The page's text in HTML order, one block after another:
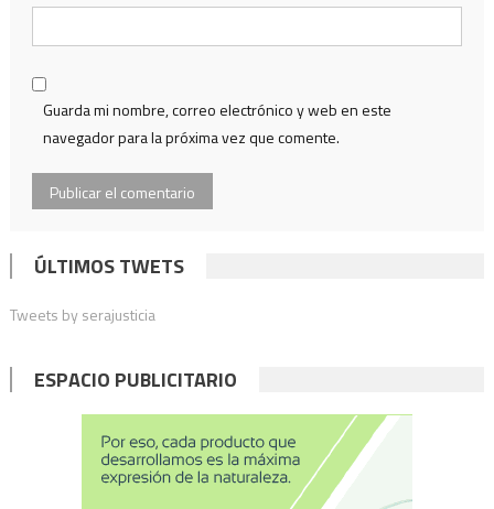
Guarda mi nombre, correo electrónico y web en este
navegador para la próxima vez que comente.
ÚLTIMOS TWETS
Tweets by serajusticia
ESPACIO PUBLICITARIO